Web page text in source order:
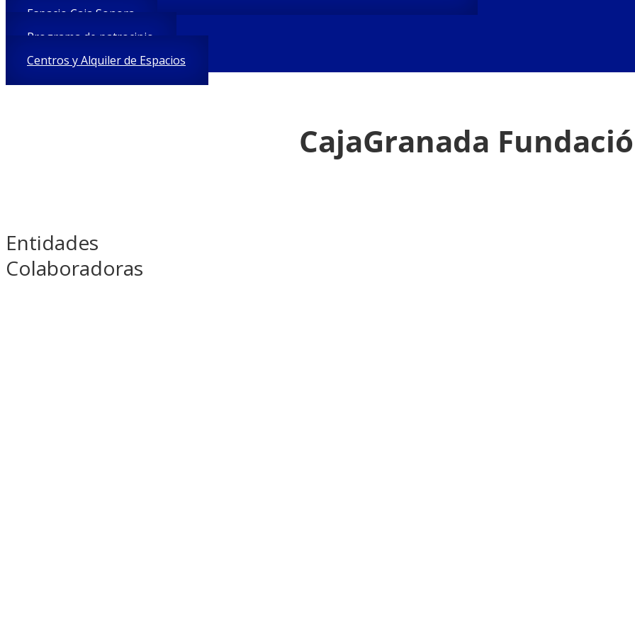
Espacio Caja Sonora
Programa de patrocinio
Centros y Alquiler de Espacios
CajaGranada
Entidades
Colaboradoras